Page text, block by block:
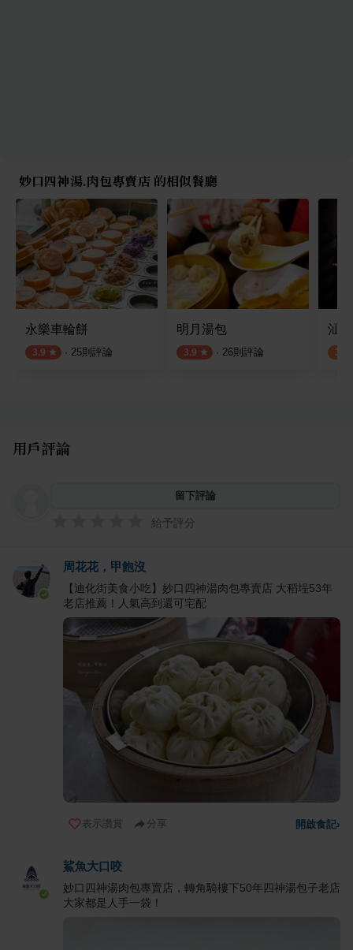
妙口四神湯.肉包專賣店 的相似餐廳
永樂車輪餅
3.9 · 25則評論
明月湯包
3.9 · 26則評論
汕
3.0
用戶評論
留下評論
給予評分
周花花，甲飽沒
【迪化街美食小吃】妙口四神湯肉包專賣店 大稻埕53年
老店推薦！人氣高到還可宅配
表示讚賞 分享 開啟食記›
鯊魚大口咬
妙口四神湯肉包專賣店，轉角騎樓下50年四神湯包子老店
大家都是人手一袋！